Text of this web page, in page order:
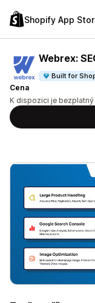
Shopify App
Webrex:
Built for
Cena
K dispozici je bezplatný